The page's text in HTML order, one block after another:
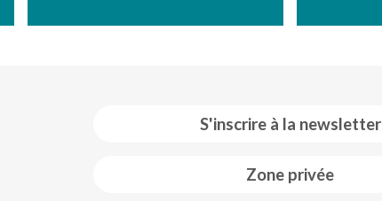
S'inscrire à la newsletter
Zone privée